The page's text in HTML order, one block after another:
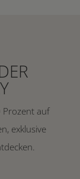
Prozent auf
exklusive